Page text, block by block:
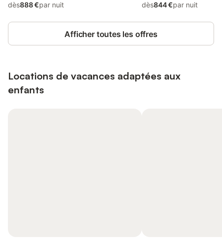
dès888 €par nuit
dès844 €par nuit
Afficher toutes les offres
Locations de vacances adaptées aux
enfants